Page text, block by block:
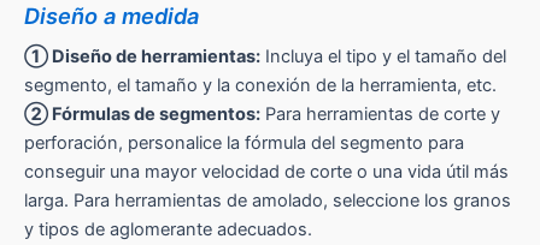
Diseño a medida
① Diseño de herramientas: Incluya el tipo y el tamaño del
segmento, el tamaño y la conexión de la herramienta, etc.
② Fórmulas de segmentos: Para herramientas de corte y
perforación, personalice la fórmula del segmento para
conseguir una mayor velocidad de corte o una vida útil más
larga. Para herramientas de amolado, seleccione los granos
y tipos de aglomerante adecuados.